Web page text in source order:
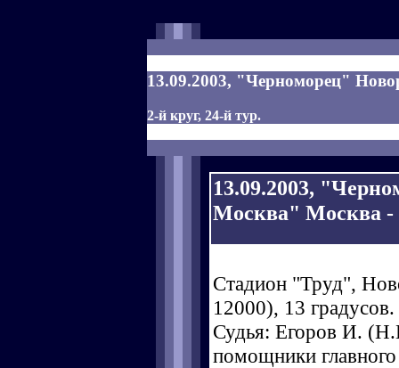
13.09.2003, "Черноморец"
2-й круг, 24-й тур.
13.09.2003,
Москва" Москва -
Стадион "Труд",
12000), 13 градусов.
Судья: Егоров И.
помощники